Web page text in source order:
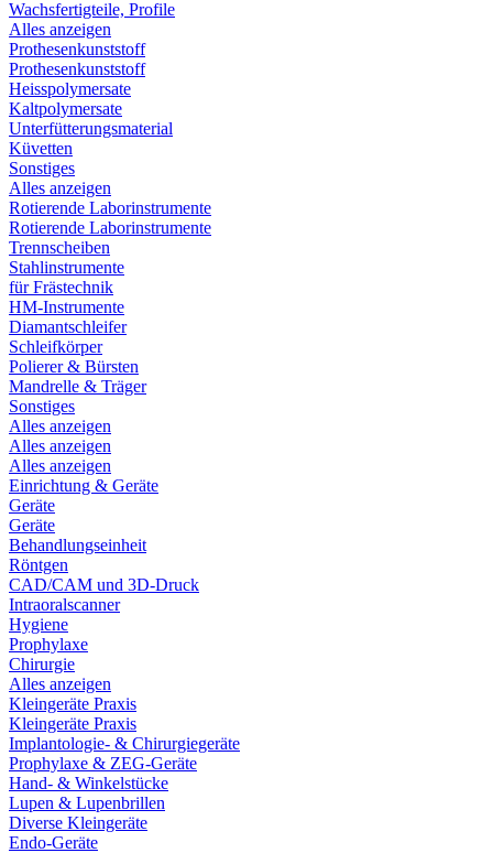
Wachsfertigteile, Profile
Alles anzeigen
Prothesenkunststoff
Prothesenkunststoff
Heisspolymersate
Kaltpolymersate
Unterfütterungsmaterial
Küvetten
Sonstiges
Alles anzeigen
Rotierende Laborinstrumente
Rotierende Laborinstrumente
Trennscheiben
Stahlinstrumente
für Frästechnik
HM-Instrumente
Diamantschleifer
Schleifkörper
Polierer & Bürsten
Mandrelle & Träger
Sonstiges
Alles anzeigen
Alles anzeigen
Alles anzeigen
Einrichtung & Geräte
Geräte
Geräte
Behandlungseinheit
Röntgen
CAD/CAM und 3D-Druck
Intraoralscanner
Hygiene
Prophylaxe
Chirurgie
Alles anzeigen
Kleingeräte Praxis
Kleingeräte Praxis
Implantologie- & Chirurgiegeräte
Prophylaxe & ZEG-Geräte
Hand- & Winkelstücke
Lupen & Lupenbrillen
Diverse Kleingeräte
Endo-Geräte